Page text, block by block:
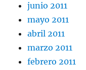
junio 2011
mayo 2011
abril 2011
marzo 2011
febrero 2011